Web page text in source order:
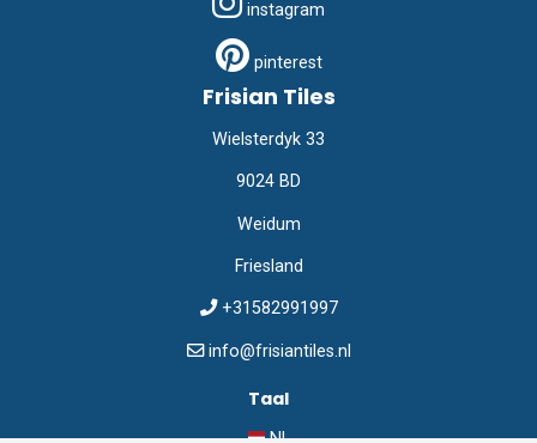
instagram
pinterest
Frisian Tiles
Wielsterdyk 33
9024 BD
Weidum
Friesland
+31582991997
info@frisiantiles.nl
Taal
NL